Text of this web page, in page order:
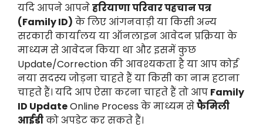
यदि आपने आपनेहरियाणा परिवार पहचान पत्र
(Family ID) के लिए आंगनवाड़ी या किसी अन्य
सरकारी कार्यालय या ऑनलाइन आवेदन प्रक्रिया के
माध्यम से आवेदन किया था और इसमें कुछ
Update/Correction की आवश्यकता है या आप कोई
नया सदस्य जोड़ना चाहते हैं या किसी का नाम हटाना
चाहते हैं। यदि आप ऐसा करना चाहते हैं तो आप Family
ID UpdateOnline Process के माध्यम सेफैमिली
आईडीको अपडेट कर सकते हैं।